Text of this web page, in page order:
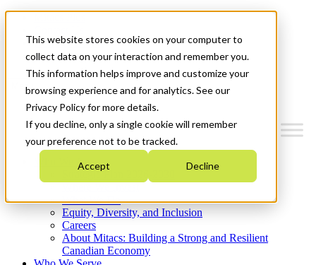
This website stores cookies on your computer to
collect data on your interaction and remember you.
This information helps improve and customize your
browsing experience and for analytics. See our
Privacy Policy for more details.
If you decline, only a single cookie will remember
your preference not to be tracked.
Accept Decline
News & Events
Get Started
Menu
Who We Are
Strategic Plan 2026-2030
What We Do
Equity, Diversity, and Inclusion
Careers
About Mitacs: Building a Strong and Resilient
Canadian Economy